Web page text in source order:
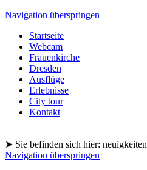
Navigation überspringen
Startseite
Webcam
Frauenkirche
Dresden
Ausflüge
Erlebnisse
City tour
Kontakt
➤ Sie befinden sich hier: neuigkeiten
Navigation überspringen